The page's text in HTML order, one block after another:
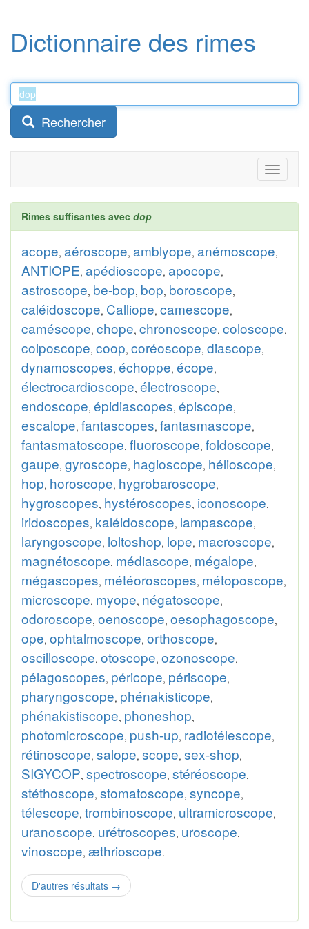
Dictionnaire des rimes
Rechercher
Toggle
Rimes suffisantes avec dop
acope, aéroscope, amblyope, anémoscope,
ANTIOPE, apédioscope, apocope,
astroscope, be-bop, bop, boroscope,
caléidoscope, Calliope, camescope,
caméscope, chope, chronoscope, coloscope,
colposcope, coop, coréoscope, diascope,
dynamoscopes, échoppe, écope,
électrocardioscope, électroscope,
endoscope, épidiascopes, épiscope,
escalope, fantascopes, fantasmascope,
fantasmatoscope, fluoroscope, foldoscope,
gaupe, gyroscope, hagioscope, hélioscope,
hop, horoscope, hygrobaroscope,
hygroscopes, hystéroscopes, iconoscope,
iridoscopes, kaléidoscope, lampascope,
laryngoscope, loltoshop, lope, macroscope,
magnétoscope, médiascope, mégalope,
mégascopes, météoroscopes, métoposcope,
microscope, myope, négatoscope,
odoroscope, oenoscope, oesophagoscope,
ope, ophtalmoscope, orthoscope,
oscilloscope, otoscope, ozonoscope,
pélagoscopes, péricope, périscope,
pharyngoscope, phénakisticope,
phénakistiscope, phoneshop,
photomicroscope, push-up, radiotélescope,
rétinoscope, salope, scope, sex-shop,
SIGYCOP, spectroscope, stéréoscope,
stéthoscope, stomatoscope, syncope,
télescope, trombinoscope, ultramicroscope,
uranoscope, urétroscopes, uroscope,
vinoscope, æthrioscope.
D'autres résultats →